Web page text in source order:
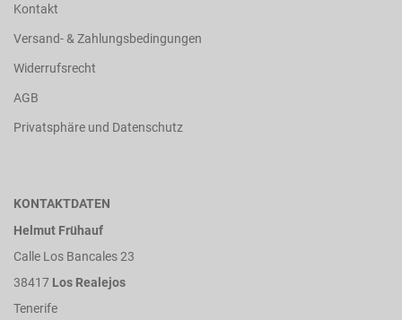
Kontakt
Versand- & Zahlungsbedingungen
Widerrufsrecht
AGB
Privatsphäre und Datenschutz
KONTAKTDATEN
Helmut Frühauf
Calle Los Bancales 23
38417 Los Realejos
Tenerife